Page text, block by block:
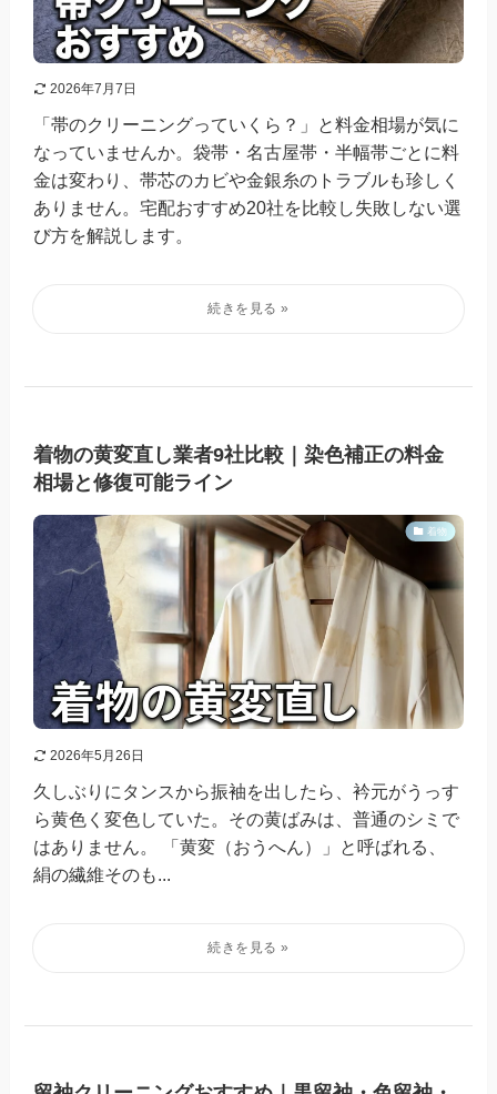
2026年7月7日
「帯のクリーニングっていくら？」と料金相場が気に
なっていませんか。袋帯・名古屋帯・半幅帯ごとに料
金は変わり、帯芯のカビや金銀糸のトラブルも珍しく
ありません。宅配おすすめ20社を比較し失敗しない選
び方を解説します。
着物の黄変直し業者9社比較｜染色補正の料金
相場と修復可能ライン
着物
2026年5月26日
久しぶりにタンスから振袖を出したら、衿元がうっす
ら黄色く変色していた。その黄ばみは、普通のシミで
はありません。 「黄変（おうへん）」と呼ばれる、
絹の繊維そのも...